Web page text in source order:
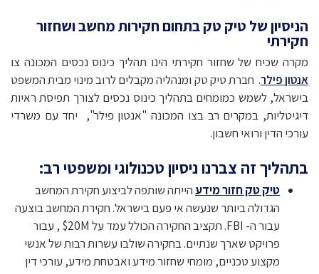
הניסיון של טיק טק בתחום חקירות מחשב ושחזור
חקירתי
מקרה שכיח של שחזור חקירתי הינו תהליך כינוס נכסים המכונה צו
אנטון פילר. חברת טיק טק ומנהליה מקבלים לרוב מינוי מבית המשפט
בישראל, לשמש כמומחים בתהליך כינוס נכסים לצורך תפיסת ראיות
דיגיטליות, במקרים רב בצו המכונה "אנטון פילר", יחד עם משרדי
עורכי הדין ורואי חשבון.
בתהליך זה צברנו ניסיון טכנולוגי ומשפטי רב:
טיק טק חזור מידעהייתה שותפה לביצוע חקירת המחשב
הגדולה ביותר שנעשה אי פעם בישראל. חקירת המחשב בוצעה
עבור ה- FBI. תקציב החקירה הכולל עמד על 20M$ ,
עבור
פרויקט שארך שנתיים. בחקירה שולבו עשרות רבות של אנשי
מקצוע טכניים, מומחי שחזור מידע ואבטחת מידע, עורכי דין